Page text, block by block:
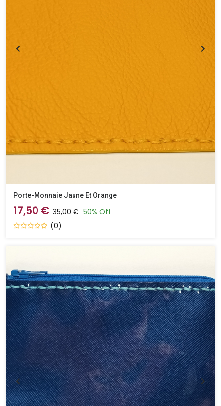
Porte-Monnaie Jaune Et Orange
17,50 € 35,00 € 50% Off
(0)